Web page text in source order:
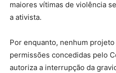
maiores vítimas de violência
a ativista.
Por enquanto, nenhum
permissões concedidas pelo
autoriza a interrupção da